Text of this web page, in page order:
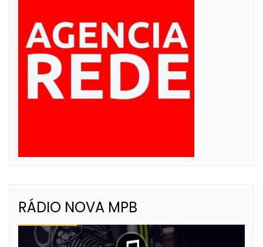
RÁDIO NOVA MPB